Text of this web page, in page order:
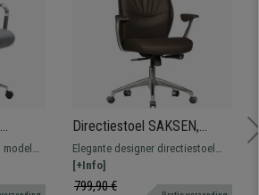
Directiestoel SAKSEN,
Elegant Ontwerp, Dikke
Vulling, Echt Leder in de
kleur Bruin
Elegante designer directiestoel
met dikke vulling, bekleed met
hoogwaardig echt leder en met
[+Info]
799,90 €